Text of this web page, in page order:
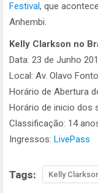
Festival, que
Anhembi.
Kelly Clarkson no
Data: 23 de Junho
Local: Av. Olavo
Horário de Abertura
Horário de inicio dos
Classificação: 14
Ingressos: LivePass
Tags: Kelly